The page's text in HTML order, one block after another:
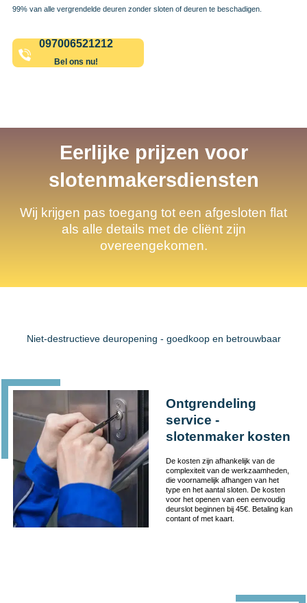
99% van alle vergrendelde deuren zonder sloten of deuren te beschadigen.
097006521212
Bel ons nu!
Eerlijke prijzen voor
slotenmakersdiensten
Wij krijgen pas toegang tot een afgesloten flat
als alle details met de cliënt zijn
overeengekomen.
Niet-destructieve deuropening - goedkoop en betrouwbaar
Ontgrendeling
service -
slotenmaker kosten
De kosten zijn afhankelijk van de
complexiteit van de werkzaamheden,
die voornamelijk afhangen van het
type en het aantal sloten. De kosten
voor het openen van een eenvoudig
deurslot beginnen bij 45€. Betaling kan
contant of met kaart.